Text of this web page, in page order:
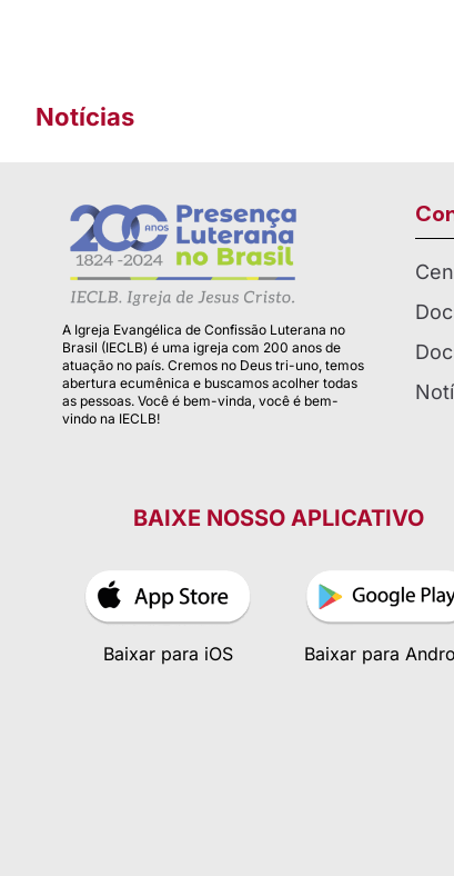
Notícias
A Igreja Evangélica de Confissão Luterana no
Brasil (IECLB) é uma igreja com 200 anos de
atuação no país. Cremos no Deus tri-uno, temos
abertura ecumênica e buscamos acolher todas
as pessoas. Você é bem-vinda, você é bem-
vindo na IECLB!
BAIXE NOSSO APLICATIVO
Baixar para iOS Baixar para